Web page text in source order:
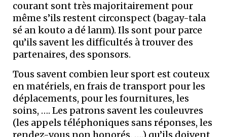
courant sont très majoritairement pour
même s’ils restent circonspect (bagay-tala
sé an kouto a dé lanm). Ils sont pour parce
qu’ils savent les difficultés à trouver des
partenaires, des sponsors.
Tous savent combien leur sport est couteux
en matériels, en frais de transport pour les
déplacements, pour les fournitures, les
soins, …. Les patrons savent les couleuvres
(les appels téléphoniques sans réponses, les